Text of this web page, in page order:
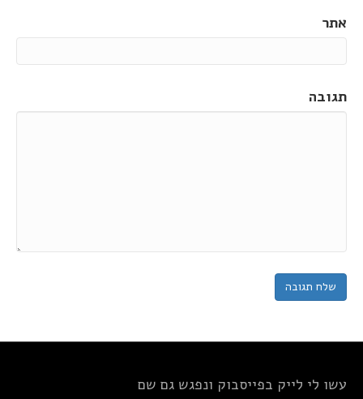
אתר
תגובה
עשו לי לייק בפייסבוק ונפגש גם שם